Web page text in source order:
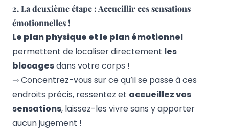
2. La deuxième étape : Accueillir ces sensations
émotionnelles !
Le plan physique et le plan émotionnel
permettent de localiser directement les
blocagesdans votre corps !
⇾ Concentrez-vous sur ce qu’il se passe à ces
endroits précis, ressentez et accueillez vos
sensations, laissez-les vivre sans y apporter
aucunjugement !